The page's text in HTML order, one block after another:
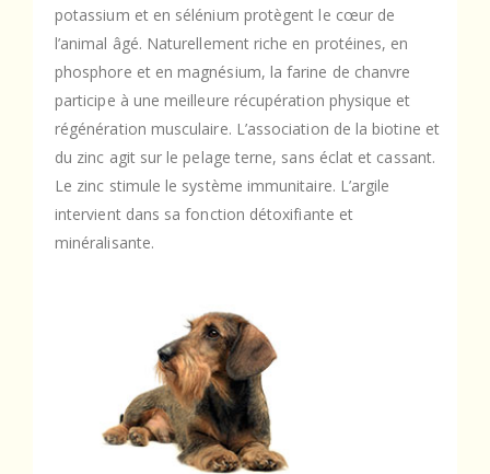
potassium et en sélénium protègent le cœur de
l’animal âgé. Naturellement riche en protéines, en
phosphore et en magnésium, la farine de chanvre
participe à une meilleure récupération physique et
régénération musculaire. L’association de la biotine et
du zinc agit sur le pelage terne, sans éclat et cassant.
Le zinc stimule le système immunitaire. L’argile
intervient dans sa fonction détoxifiante et
minéralisante.